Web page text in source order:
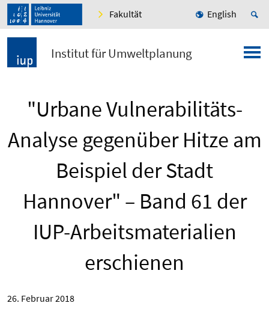
Fakultät English
Institut für Umweltplanung
"Urbane Vulnerabilitäts-
Analyse gegenüber Hitze am
Beispiel der Stadt
Hannover" – Band 61 der
IUP-Arbeitsmaterialien
erschienen
26. Februar 2018